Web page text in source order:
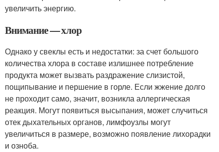
увеличить энергию.
Внимание — хлор
Однако у свеклы есть и недостатки: за счет большого
количества хлора в составе излишнее потребление
продукта может вызвать раздражение слизистой,
пощипывание и першение в горле. Если жжение долго
не проходит само, значит, возникла аллергическая
реакция. Могут появиться высыпания, может случиться
отек дыхательных органов, лимфоузлы могут
увеличиться в размере, возможно появление лихорадки
и озноба.